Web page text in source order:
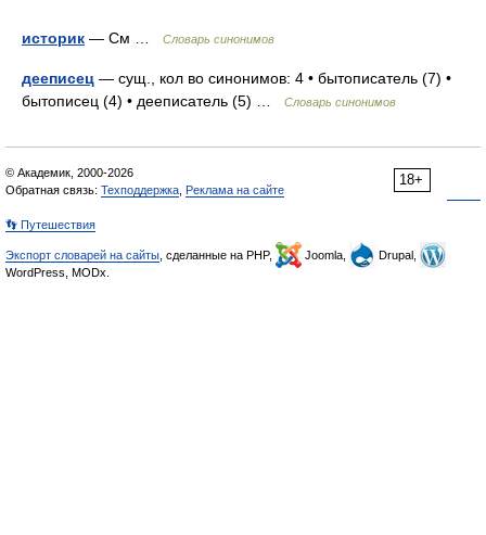
историк — См … Словарь синонимов
дееписец — сущ., кол во синонимов: 4 • бытописатель (7) •
бытописец (4) • дееписатель (5) …
Словарь синонимов
18+
© Академик, 2000-2026
Обратная связь: Техподдержка Реклама на сайте
👣 Путешествия
Экспорт словарей на сайты , сделанные на PHP, Joomla,
Drupal,
WordPress, MODx.